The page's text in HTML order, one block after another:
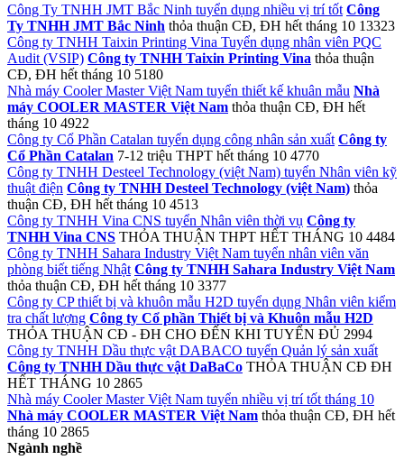
Công Ty TNHH JMT Bắc Ninh tuyển dụng nhiều vị trí tốt Công
Ty TNHH JMT Bắc Ninh thỏa thuận CĐ, ĐH hết tháng 10 13323
Công ty TNHH Taixin Printing Vina Tuyển dụng nhân viên PQC
Audit (VSIP) Công ty TNHH Taixin Printing Vina thỏa thuận
CĐ, ĐH hết tháng 10 5180
Nhà máy Cooler Master Việt Nam tuyển thiết kế khuân mẫu Nhà
máy COOLER MASTER Việt Nam thỏa thuận CĐ, ĐH hết
tháng 10 4922
Công ty Cổ Phần Catalan tuyển dụng công nhân sản xuất Công ty
Cổ Phần Catalan 7-12 triệu THPT hết tháng 10 4770
Công ty TNHH Desteel Technology (việt Nam) tuyển Nhân viên kỹ
thuật điện Công ty TNHH Desteel Technology (việt Nam) thỏa
thuận CĐ, ĐH hết tháng 10 4513
Công ty TNHH Vina CNS tuyển Nhân viên thời vụ Công ty
TNHH Vina CNS THỎA THUẬN THPT HẾT THÁNG 10 4484
Công ty TNHH Sahara Industry Việt Nam tuyển nhân viên văn
phòng biết tiếng Nhật Công ty TNHH Sahara Industry Việt Nam
thỏa thuận CĐ, ĐH hết tháng 10 3377
Công ty CP thiết bị và khuôn mẫu H2D tuyển dụng Nhân viên kiểm
tra chất lượng Công ty Cổ phần Thiết bị và Khuôn mẫu H2D
THỎA THUẬN CĐ - ĐH CHO ĐẾN KHI TUYỂN ĐỦ 2994
Công ty TNHH Dầu thực vật DABACO tuyển Quản lý sản xuất
Công ty TNHH Dầu thực vật DaBaCo THỎA THUẬN CĐ ĐH
HẾT THÁNG 10 2865
Nhà máy Cooler Master Việt Nam tuyển nhiều vị trí tốt tháng 10
Nhà máy COOLER MASTER Việt Nam thỏa thuận CĐ, ĐH hết
tháng 10 2865
Ngành nghề